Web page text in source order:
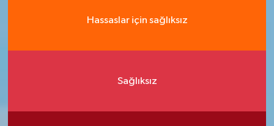
Hassaslar için sağlıksız
Sağlıksız